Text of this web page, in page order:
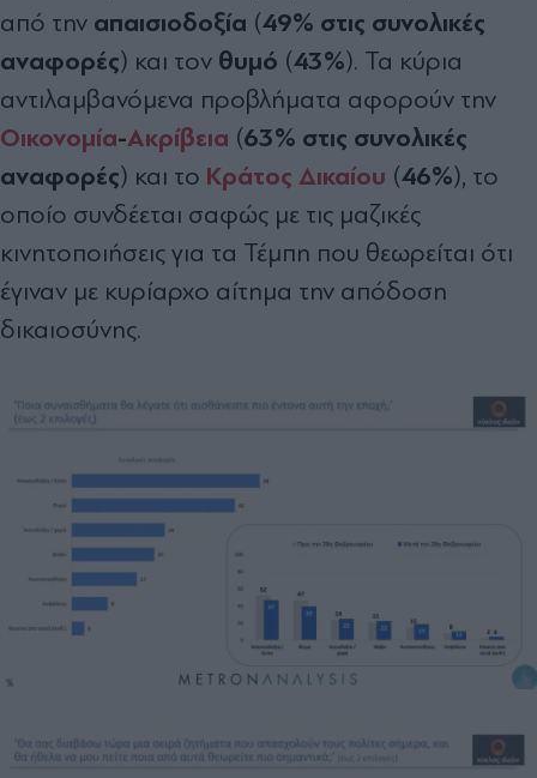
από την απαισιοδοξία (49% στις συνολικές
αναφορές) και τον θυμό (43%). Τα κύρια
αντιλαμβανόμενα προβλήματα αφορούν την
Οικονομία-Ακρίβεια (63% στις συνολικές
αναφορές) και το Κράτος Δικαίου (46%), το
οποίο συνδέεται σαφώς με τις μαζικές
κινητοποιήσεις για τα Τέμπη που θεωρείται ότι
έγιναν με κυρίαρχο αίτημα την απόδοση
δικαιοσύνης.